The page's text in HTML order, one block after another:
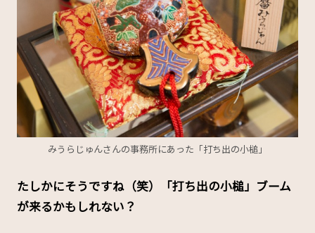
みうらじゅんさんの事務所にあった「打ち出の小槌」
たしかにそうですね（笑）「打ち出の小槌」ブーム
が来るかもしれない？